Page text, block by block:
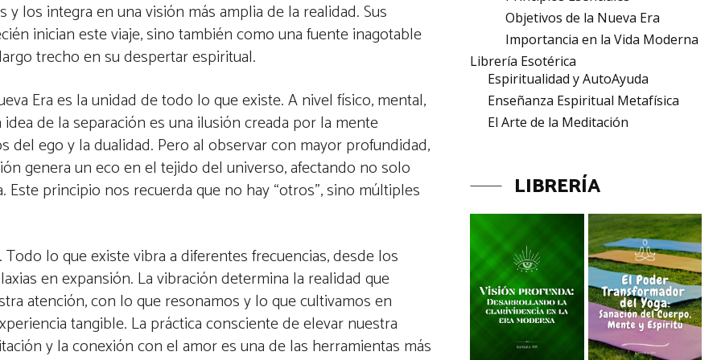
los integra en una visión más amplia de la realidad. Sus
inician este viaje, sino también como una fuente inagotable
trecho en su despertar espiritual.
Era es la unidad de todo lo que existe. A nivel físico, mental,
de la separación es una ilusión creada por la mente
del ego y la dualidad. Pero al observar con mayor profundidad,
genera un eco en el tejido del universo, afectando no solo
principio nos recuerda que no hay “otros”, sino múltiples
lo que existe vibra a diferentes frecuencias, desde los
en expansión. La vibración determina la realidad que
atención, con lo que resonamos y lo que cultivamos en
tangible. La práctica consciente de elevar nuestra
y la conexión con el amor es una de las herramientas más
Objetivos de la Nueva Era
Importancia en la Vida Moderna
Librería Esotérica
Espiritualidad y AutoAyuda
Enseñanza Espiritual Metafísica
El Arte de la Meditación
LIBRERÍA